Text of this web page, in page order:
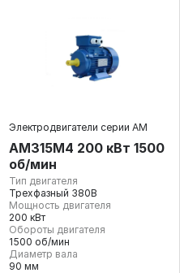
Электродвигатели серии АМ
АМ315М4 200 кВт 1500
об/мин
Тип двигателя
Трехфазный 380В
Мощность двигателя
200 кВт
Обороты двигателя
1500 об/мин
Диаметр вала
90 мм